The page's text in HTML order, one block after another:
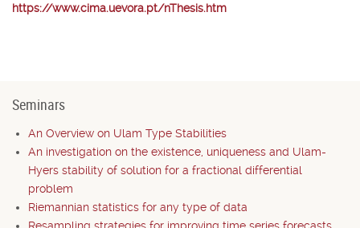
https://www.cima.uevora.pt/nThesis.htm
Seminars
An Overview on Ulam Type Stabilities
An investigation on the existence, uniqueness and Ulam-
Hyers stability of solution for a fractional differential
problem
Riemannian statistics for any type of data